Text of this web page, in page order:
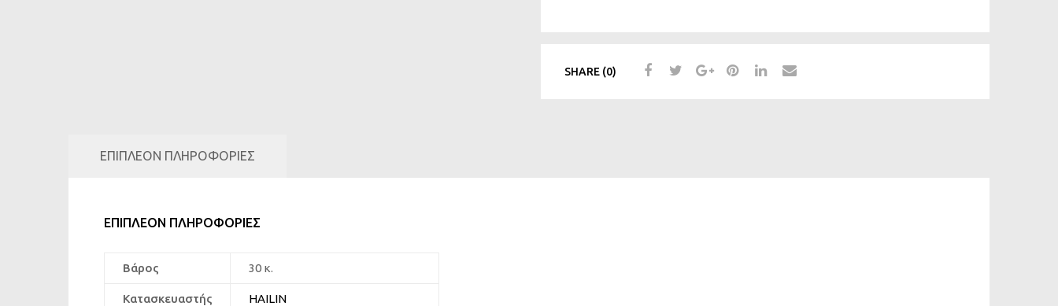
SHARE (0)
ΕΠΙΠΛΈΟΝ ΠΛΗΡΟΦΟΡΊΕΣ
ΕΠΙΠΛΈΟΝ ΠΛΗΡΟΦΟΡΊΕΣ
Βάρος 30 κ.
Κατασκευαστής HAILIN